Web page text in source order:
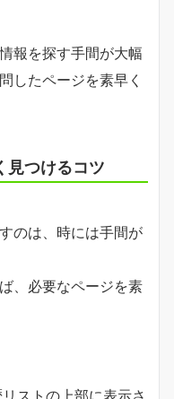
報を探す手間が大幅
したページを素早く
見つけるコツ
のは、時には手間が
、必要なページを素
ストの上部に表示さ